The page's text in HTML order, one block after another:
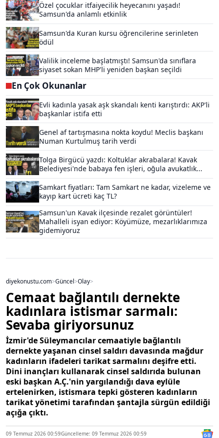
Özel çocuklar itfaiyecilik heyecanını yaşadı!
Samsun'da anlamlı etkinlik
Samsun'da Kuran kursu öğrencilerine serinleten
ödül
Valilik inceleme başlatmıştı! Samsun'da sınıflara
siyaset sokan MHP'li yeniden başkan seçildi
En Çok Okunanlar
Evli kadınla yasak aşk skandalı kenti karıştırdı: AKP'li
başkanlar istifa etti
Genel af tartışmasına nokta koydu! Meclis başkanı
Numan Kurtulmuş tarih verdi
Tolga Birgücü yazdı: Koltuklar akrabalara! Kavak
Belediyesi'nde babaya fen işleri, oğula avukatlık...
Samkart fiyatları: Tam Samkart ne kadar, vizeleme ve
kayıp kart ücreti kaç TL?
Samsun'un Kavak ilçesinde rezalet görüntüler!
Mahalleli isyan ediyor: Köyümüze, mezarlıklarımıza
gidemiyoruz
diyekonustu.com>Güncel>Olay>
Cemaat bağlantılı dernekte
kadınlara istismar sarmalı:
Sevaba giriyorsunuz
İzmir'de Süleymancılar cemaatiyle bağlantılı
dernekte yaşanan cinsel saldırı davasında mağdur
kadınların ifadeleri tarikat sarmalını deşifre etti.
Dini inançları kullanarak cinsel saldırıda bulunan
eski başkan A.Ç.'nin yargılandığı dava eylüle
ertelenirken, istismara tepki gösteren kadınların
tarikat yönetimi tarafından şantajla sürgün edildiği
açığa çıktı.
09 Temmuz 2026 00:59Güncelleme: 09 Temmuz 2026 00:59